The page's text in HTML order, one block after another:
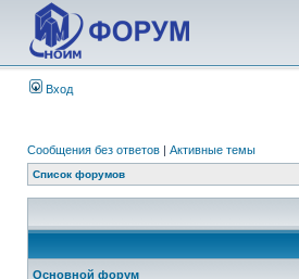
Вход
Сообщения без ответов | Активные темы
Список форумов
Основной форум